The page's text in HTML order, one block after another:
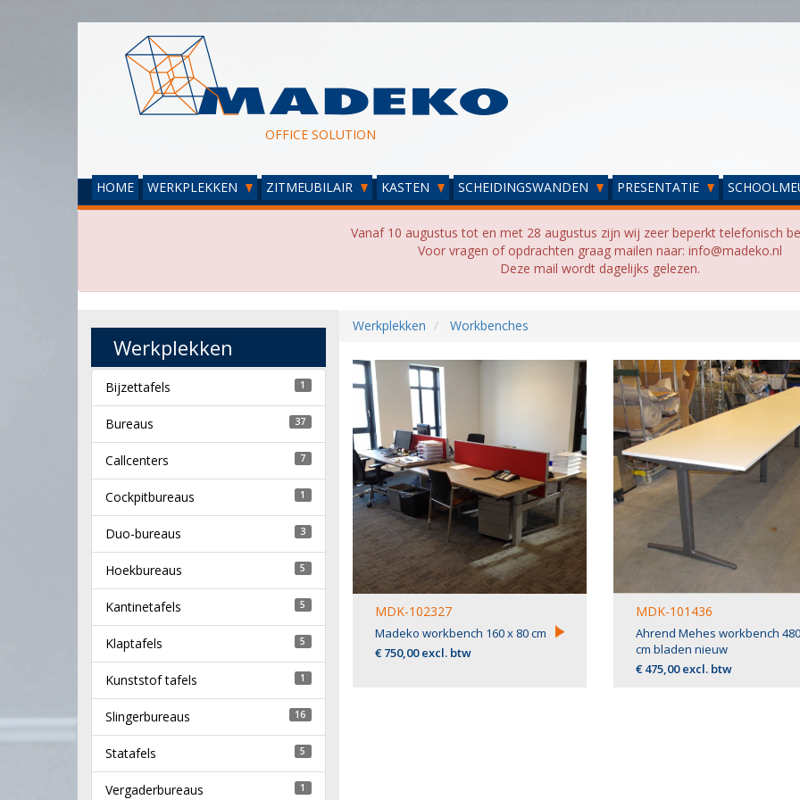
OFFICE SOLUTION
HOME WERKPLEKKEN ZITMEUBILAIR KASTEN SCHEIDINGSWANDEN PRESENTATIE
Vanaf 10 augustus tot en met 28 augustus zijn wij zeer beperkt telefonisch
Voor vragen of opdrachten graag mailen naar: info@madeko.nl
Deze mail wordt dagelijks gelezen.
Werkplekken Workbenches
MDK-102327
Madeko workbench 160 x 80 cm
€ 750,00 excl. btw
MDK-101436
Ahrend Mehes workbench
cm bladen nieuw
€ 475,00 excl. btw
Werkplekken
Bijzettafels 1
Bureaus 37
Callcenters 7
Cockpitbureaus 1
Duo-bureaus 3
Hoekbureaus 5
Kantinetafels 5
Klaptafels 5
Kunststof tafels 1
Slingerbureaus 16
Statafels 5
Vergaderbureaus 1